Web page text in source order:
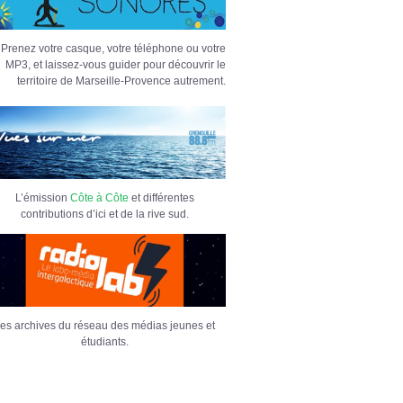
Prenez votre casque, votre téléphone ou votre
MP3, et laissez-vous guider pour découvrir le
territoire de Marseille-Provence autrement.
L’émission Côte à Côte et différentes
contributions d’ici et de la rive sud.
archives du réseau des médias jeunes et
étudiants.